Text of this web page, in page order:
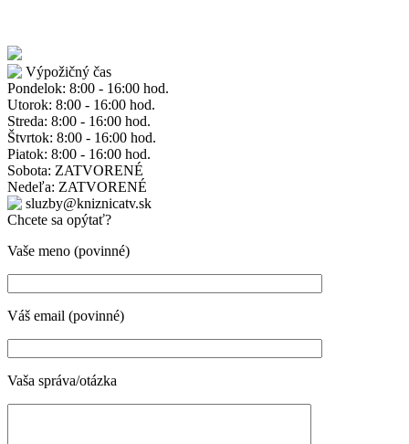
Výpožičný čas
Pondelok: 8:00 - 16:00 hod.
Utorok: 8:00 - 16:00 hod.
Streda: 8:00 - 16:00 hod.
Štvrtok: 8:00 - 16:00 hod.
Piatok: 8:00 - 16:00 hod.
Sobota: ZATVORENÉ
Nedeľa: ZATVORENÉ
sluzby@kniznicatv.sk
Chcete sa opýtať?
Vaše meno (povinné)
Váš email (povinné)
Vaša správa/otázka